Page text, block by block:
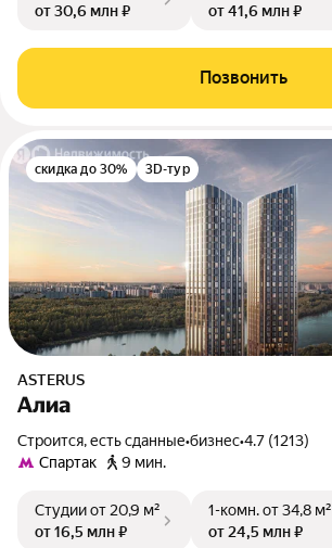
от 30,6 млн ₽
от 41,6 млн ₽
Позвонить
скидка до 30% 3D-тур
ASTERUS
Алиа
Строится, есть сданные•бизнес•4.7 (1213)
Спартак
9 мин.
Студииот 20,9 м²
от 16,5 млн ₽
1-комн.от 34,8 м²
от 24,5 млн ₽